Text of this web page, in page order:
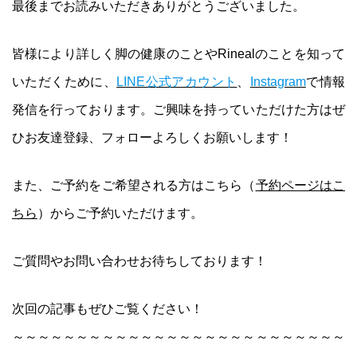
最後までお読みいただきありがとうございました。
皆様により詳しく脚の健康のことやRinealのことを知って
いただくために、 LINE公式アカウント Instagramで情報
発信を行っております。ご興味を持っていただけた方はぜ
ひお友達登録、フォローよろしくお願いします！
また、ご予約をご希望される方はこちら（予約ページはこ
ちら ）からご予約いただけます。
ご質問やお問い合わせお待ちしております！
次回の記事もぜひご覧ください！
～～～～～～～～～～～～～～～～～～～～～～～～～～